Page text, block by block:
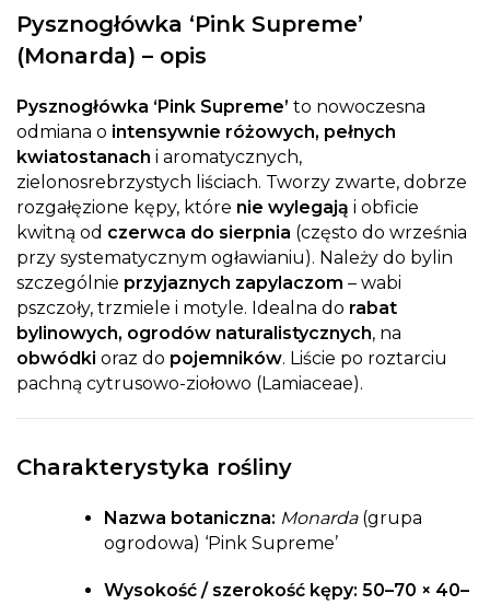
Pysznogłówka ‘Pink Supreme’
(Monarda) – opis
Pysznogłówka ‘Pink Supreme’ to nowoczesna
odmiana o intensywnie różowych, pełnych
kwiatostanach i aromatycznych,
zielonosrebrzystych liściach. Tworzy zwarte, dobrze
rozgałęzione kępy, które nie wylegają i obficie
kwitną od czerwca do sierpnia (często do września
przy systematycznym ogławianiu). Należy do bylin
szczególnie przyjaznych zapylaczom – wabi
pszczoły, trzmiele i motyle. Idealna do rabat
bylinowych, ogrodów naturalistycznych, na
obwódki oraz do pojemników. Liście po roztarciu
pachną cytrusowo-ziołowo (Lamiaceae).
Charakterystyka rośliny
Nazwa botaniczna: Monarda(grupa
ogrodowa) ‘Pink Supreme’
Wysokość / szerokość kępy: 50–70 × 40–